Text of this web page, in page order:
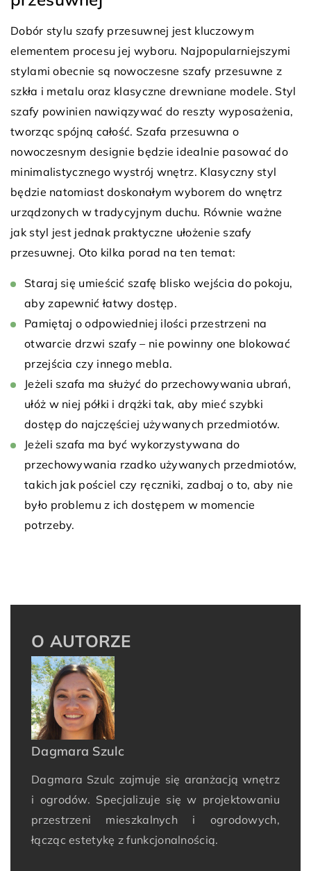
Dobór stylu szafy przesuwnej jest kluczowym
elementem procesu jej wyboru. Najpopularniejszymi
stylami obecnie są nowoczesne szafy przesuwne z
szkła i metalu oraz klasyczne drewniane modele. Styl
szafy powinien nawiązywać do reszty wyposażenia,
tworząc spójną całość. Szafa przesuwna o
nowoczesnym designie będzie idealnie pasować do
minimalistycznego wystrój wnętrz. Klasyczny styl
będzie natomiast doskonałym wyborem do wnętrz
urządzonych w tradycyjnym duchu. Równie ważne
jak styl jest jednak praktyczne ułożenie szafy
przesuwnej. Oto kilka porad na ten temat:
Staraj się umieścić szafę blisko wejścia do pokoju,
aby zapewnić łatwy dostęp.
Pamiętaj o odpowiedniej ilości przestrzeni na
otwarcie drzwi szafy – nie powinny one blokować
przejścia czy innego mebla.
Jeżeli szafa ma służyć do przechowywania ubrań,
ułóż w niej półki i drążki tak, aby mieć szybki
dostęp do najczęściej używanych przedmiotów.
Jeżeli szafa ma być wykorzystywana do
przechowywania rzadko używanych przedmiotów,
takich jak pościel czy ręczniki, zadbaj o to, aby nie
było problemu z ich dostępem w momencie
potrzeby.
O AUTORZE
Dagmara Szulc
Dagmara Szulc zajmuje się aranżacją wnętrz
i ogrodów. Specjalizuje się w projektowaniu
przestrzeni mieszkalnych i ogrodowych,
łącząc estetykę z funkcjonalnością.